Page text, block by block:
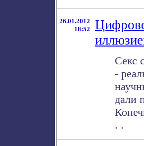
26.01.2012
18:52
Секс
-
дали
. .